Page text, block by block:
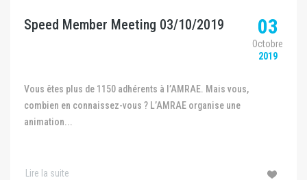
Speed Member Meeting 03/10/2019 03
Octobre
2019
Vous êtes plus de 1150 adhérents à l’AMRAE. Mais vous,
combien en connaissez-vous ? L’AMRAE organise une
animation...
Lire la suite